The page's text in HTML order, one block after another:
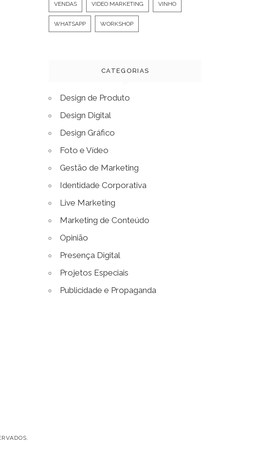
VENDAS VIDEO MARKETING VINHO
WHATSAPP WORKSHOP
CATEGORIAS
Design de Produto
Design Digital
Design Gráfico
Foto e Vídeo
Gestão de Marketing
Identidade Corporativa
Live Marketing
Marketing de Conteúdo
Opinião
Presença Digital
Projetos Especiais
Publicidade e Propaganda